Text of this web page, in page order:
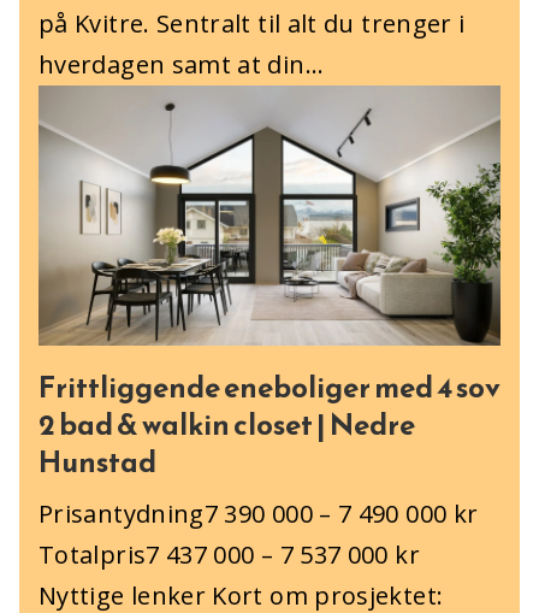
på Kvitre. Sentralt til alt du trenger i
hverdagen samt at din...
Frittliggende eneboliger med 4 sov
2 bad & walkin closet | Nedre
Hunstad
Prisantydning7 ​390 ​000 – 7 ​490 ​000 kr
Totalpris7 ​437 ​000 – 7 ​537 ​000 kr
Nyttige lenker Kort om prosjektet: